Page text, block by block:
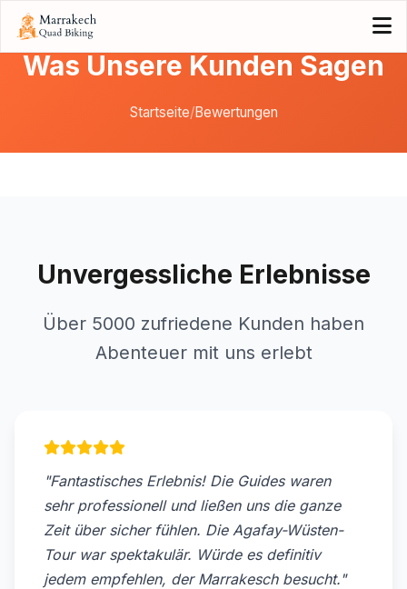
Was Unsere Kunden Sagen
Startseite/Bewertungen
Unvergessliche Erlebnisse
Über 5000 zufriedene Kunden haben
Abenteuer mit uns erlebt
"Fantastisches Erlebnis! Die Guides waren
sehr professionell und ließen uns die ganze
Zeit über sicher fühlen. Die Agafay-Wüsten-
Tour war spektakulär. Würde es definitiv
jedem empfehlen, der Marrakesch besucht."